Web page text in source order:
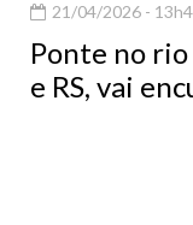
21/04/2026 -
Ponte no rio
e RS, vai